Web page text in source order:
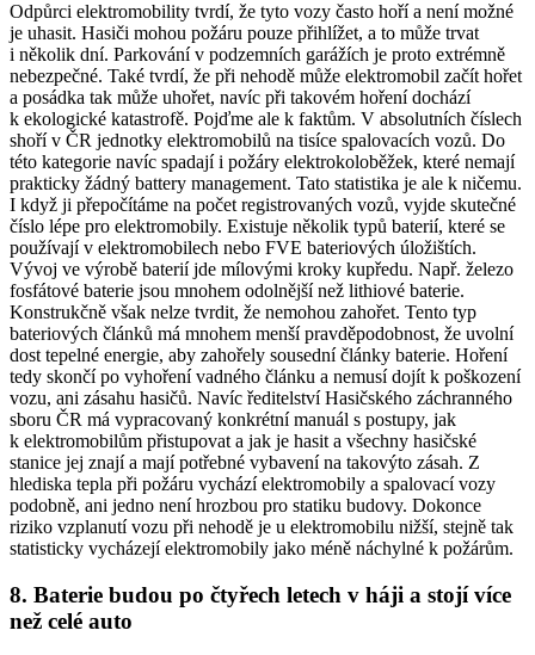
Odpůrci elektromobility tvrdí, že tyto vozy často hoří a není možné
je uhasit. Hasiči mohou požáru pouze přihlížet, a to může trvat
i několik dní. Parkování v podzemních garážích je proto extrémně
nebezpečné. Také tvrdí, že při nehodě může elektromobil začít hořet
a posádka tak může uhořet, navíc při takovém hoření dochází
k ekologické katastrofě. Pojďme ale k faktům. V absolutních číslech
shoří v ČR jednotky elektromobilů na tisíce spalovacích vozů. Do
této kategorie navíc spadají i požáry elektrokoloběžek, které nemají
prakticky žádný battery management. Tato statistika je ale k ničemu.
I když ji přepočítáme na počet registrovaných vozů, vyjde skutečné
číslo lépe pro elektromobily. Existuje několik typů baterií, které se
používají v elektromobilech nebo FVE bateriových úložištích.
Vývoj ve výrobě baterií jde mílovými kroky kupředu. Např. železo
fosfátové baterie jsou mnohem odolnější než lithiové baterie.
Konstrukčně však nelze tvrdit, že nemohou zahořet. Tento typ
bateriových článků má mnohem menší pravděpodobnost, že uvolní
dost tepelné energie, aby zahořely sousední články baterie. Hoření
tedy skončí po vyhoření vadného článku a nemusí dojít k poškození
vozu, ani zásahu hasičů. Navíc ředitelství Hasičského záchranného
sboru ČR má vypracovaný konkrétní manuál s postupy, jak
k elektromobilům přistupovat a jak je hasit a všechny hasičské
stanice jej znají a mají potřebné vybavení na takovýto zásah. Z
hlediska tepla při požáru vycházíelektromobily a spalovací vozy
podobně, ani jedno není hrozbou pro statiku budovy. Dokonce
riziko vzplanutí vozu při nehodě je u elektromobilu nižší, stejně tak
statisticky vycházejíelektromobily jako méně náchylné k požárům.
8. Baterie budou po čtyřech letech v háji a stojí více
než celé auto